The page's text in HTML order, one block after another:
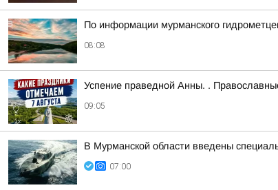
По информации мурманского
08:08
Успение праведной Анны. .
09:05
В Мурманской области введены
07:00